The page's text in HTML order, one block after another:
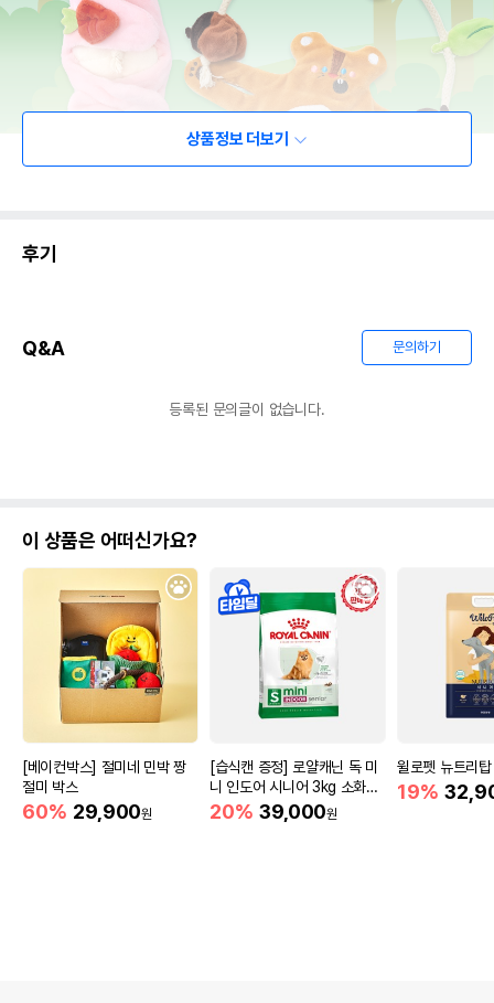
상품정보 더보기
후기
Q&A 문의하기
등록된 문의글이 없습니다.
이 상품은 어떠신가요?
[베이컨박스] 절미네 민박 짱
절미 박스
60% 29,900원
[습식캔 증정] 로얄캐닌 독 미
니 인도어 시니어 3kg 소화도
움
20% 39,000원
윌로펫 뉴트리
19%